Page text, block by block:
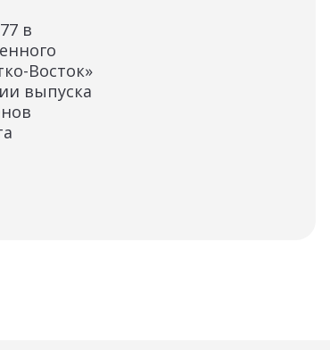
в
Восток»
выпуска